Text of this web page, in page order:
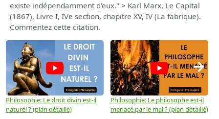
existe indépendamment d'eux." > Karl Marx, Le Capital
(1867), Livre I, IVe section, chapitre XV, IV (La fabrique).
Commentez cette citation.
Philosophie: Le droit divin est-il
naturel ? (plan détaillé)
Philosophie: Le philosophe est-il
menacé par le mal ? (plan détaillé)
→